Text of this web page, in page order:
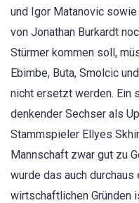
und Igor Matanovic
von Jonathan Burkardt
Stürmer kommen soll,
Ebimbe, Buta, Smolcic
nicht ersetzt werden. Ein
denkender Sechser als
Stammspieler Ellyes
Mannschaft zwar gut zu
wurde das auch durchaus
wirtschaftlichen Gründen